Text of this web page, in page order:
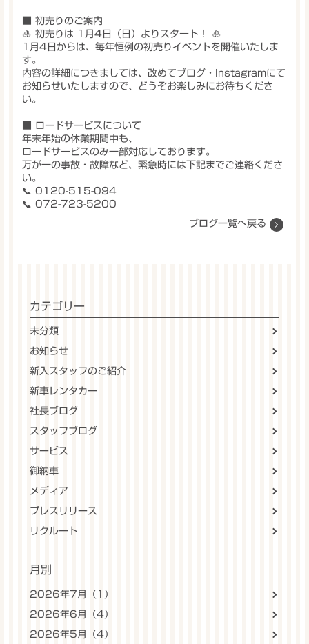
■ 初売りのご案内
🎍初売りは 1月4日（日）よりスタート！
🎍
1月4日からは、毎年恒例の初売りイベントを開催いたしま
す。
内容の詳細につきましては、改めてブログ・Instagramにて
お知らせいたしますので、どうぞお楽しみにお待ちくださ
い。
■ ロードサービスについて
年末年始の休業期間中も、
ロードサービスのみ一部対応 しております。
万が一の事故・故障など、緊急時には下記までご連絡くださ
い。
📞0120-515-094
📞072-723-5200
ブログ一覧へ戻る
カテゴリー
未分類
お知らせ
新入スタッフのご紹介
新車レンタカー
社長ブログ
スタッフブログ
サービス
御納車
メディア
プレスリリース
リクルート
月別
2026年7月（1）
2026年6月（4）
2026年5月（4）